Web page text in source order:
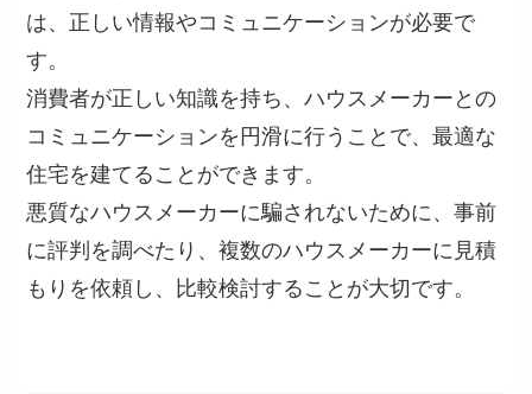
は、正しい情報やコミュニケーションが必要で
す。
消費者が正しい知識を持ち、ハウスメーカーとの
コミュニケーションを円滑に行うことで、最適な
住宅を建てることができます。
悪質なハウスメーカーに騙されないために、事前
に評判を調べたり、複数のハウスメーカーに見積
もりを依頼し、比較検討することが大切です。